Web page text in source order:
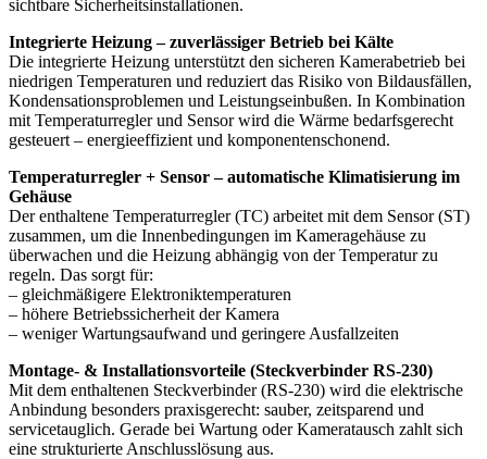
sichtbare Sicherheitsinstallationen.
Integrierte Heizung – zuverlässiger Betrieb bei Kälte
Die integrierte Heizung unterstützt den sicheren Kamerabetrieb bei
niedrigen Temperaturen und reduziert das Risiko von Bildausfällen,
Kondensationsproblemen und Leistungseinbußen. In Kombination
mit Temperaturregler und Sensor wird die Wärme bedarfsgerecht
gesteuert – energieeffizient und komponentenschonend.
Temperaturregler + Sensor – automatische Klimatisierung im
Gehäuse
Der enthaltene Temperaturregler (TC) arbeitet mit dem Sensor (ST)
zusammen, um die Innenbedingungen im Kameragehäuse zu
überwachen und die Heizung abhängig von der Temperatur zu
regeln. Das sorgt für:
– gleichmäßigere Elektroniktemperaturen
– höhere Betriebssicherheit der Kamera
– weniger Wartungsaufwand und geringere Ausfallzeiten
Montage- & Installationsvorteile (Steckverbinder RS-230)
Mit dem enthaltenen Steckverbinder (RS-230) wird die elektrische
Anbindung besonders praxisgerecht: sauber, zeitsparend und
servicetauglich. Gerade bei Wartung oder Kameratausch zahlt sich
eine strukturierte Anschlusslösung aus.